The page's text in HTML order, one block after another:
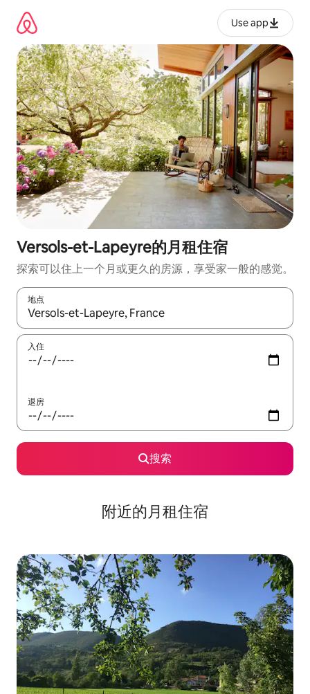
Use app
Versols-et-Lapeyre的月租住宿
探索可以住上一个月或更久的房源，享受家一般的感觉。
地点
如有搜索结果，请使用上下方向键查看，或通过点击或滑动手势
入住
退房
搜索
附近的月租住宿